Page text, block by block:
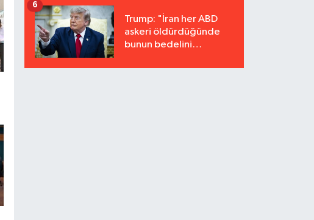
Trump: "İran her ABD
askeri öldürdüğünde
bunun bedelini
6